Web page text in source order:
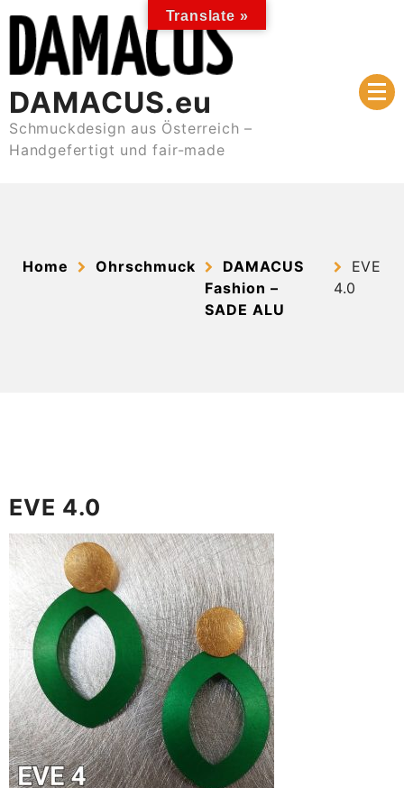
content
DAMACUS.eu
Schmuckdesign aus Österreich –
Handgefertigt und fair-made
Home Ohrschmuck
DAMACUS
Fashion –
SADE ALU
EVE
4.0
EVE 4.0
Translate »